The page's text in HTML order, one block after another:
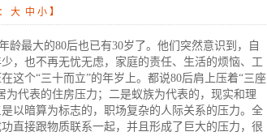
大 中 小 】
龄最大的80后也已有30岁了。他们突然意识到，自
，也不再无忧无虑，家庭的责任、生活的烦恼、工
这个“三十而立”的年岁上。都说80后肩上压着“三座
为代表的住房压力；二是蚁族为代表的，现实和理
以暗算为标志的，职场复杂的人际关系的压力。全
直接跟物质联系一起，并且形成了巨大的压力，很